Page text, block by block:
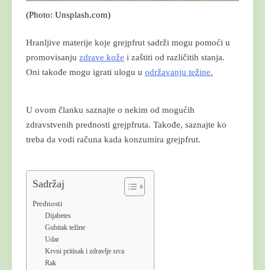
(Photo: Unsplash.com)
Hranljive materije koje grejpfrut sadrži mogu pomoći u
promovisanju zdrave kože i zaštiti od različitih stanja.
Oni takođe mogu igrati ulogu u održavanju težine.
U ovom članku saznajte o nekim od mogućih
zdravstvenih prednosti grejpfruta. Takođe, saznajte ko
treba da vodi računa kada konzumira grejpfrut.
Sadržaj
Prednosti
Dijabetes
Gubitak težine
Udar
Krvni pritisak i zdravlje srca
Rak